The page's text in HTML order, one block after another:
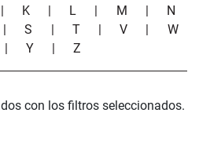
| K | L | M | N
|S | T |V | W
| Y |Z
con los filtros seleccionados.